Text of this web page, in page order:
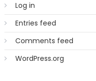
Log in
Entries feed
Comments feed
WordPress.org